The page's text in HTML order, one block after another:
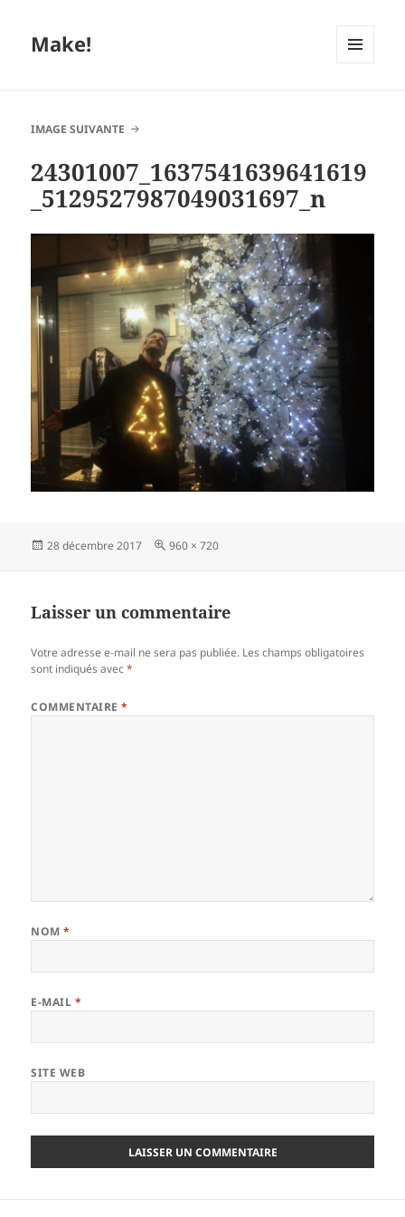
Make!
IMAGE SUIVANTE
24301007_1637541639641619
_5129527987049031697_n
Publié
28 décembre 2017
Taille
960 × 720
Laisser un commentaire
Votre adresse e-mail ne sera pas publiée. Les champs obligatoires
sont indiqués avec*
COMMENTAIRE*
NOM*
E-MAIL *
SITE WEB